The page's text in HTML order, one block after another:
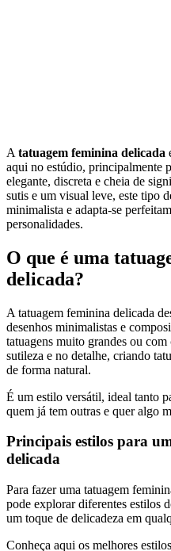
A tatuagem feminina delicada
aqui no estúdio, principalmente
elegante, discreta e cheia de
sutis e um visual leve, este tipo
minimalista e adapta-se
personalidades.
O que é uma
delicada?
A tatuagem feminina delicada
desenhos minimalistas e
tatuagens muito grandes ou com
sutileza e no detalhe, criando
de forma natural.
É um estilo versátil, ideal tanto
quem já tem outras e quer algo
Principais estilos para
delicada
Para fazer uma tatuagem
pode explorar diferentes estilos
um toque de delicadeza em
Conheça aqui os melhores